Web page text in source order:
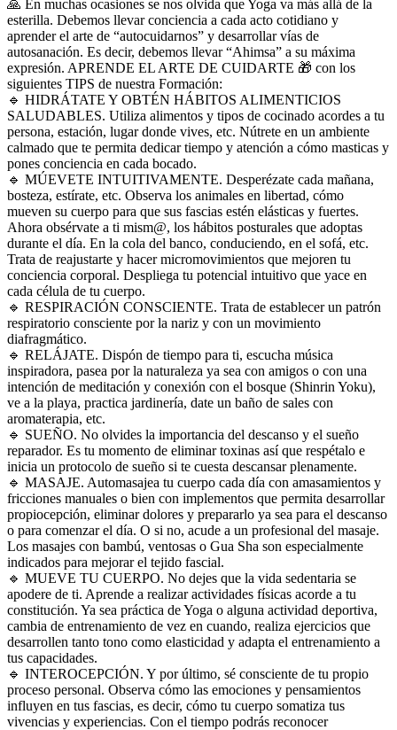
🙏 En muchas ocasiones se nos olvida que Yoga va más allá de la
esterilla. Debemos llevarconciencia a cada acto cotidiano y
aprender el arte de “autocuidarnos” y desarrollar vías de
autosanación. Es decir, debemos llevar “Ahimsa” a su máxima
expresión. APRENDE EL ARTE DE CUIDARTE 🎁 con los
siguientes TIPS de nuestra Formación:
🔹 HIDRÁTATE Y OBTÉN HÁBITOS ALIMENTICIOS
SALUDABLES. Utiliza alimentos y tipos de cocinado acordes a tu
persona, estación, lugar donde vives, etc. Nútrete en un ambiente
calmado que te permita dedicar tiempo y atención a cómo masticas y
pones conciencia en cada bocado.
🔹 MÚEVETE INTUITIVAMENTE. Desperézate cada mañana,
bosteza, estírate, etc. Observa los animales en libertad, cómo
mueven su cuerpo para que sus fascias estén elásticas y fuertes.
Ahora obsérvate a ti mism@, los hábitos posturales que adoptas
durante el día. En la cola del banco, conduciendo, en el sofá, etc.
Trata de reajustarte y hacer micromovimientos que mejoren tu
conciencia corporal. Despliega tu potencial intuitivo que yace en
cada célula de tu cuerpo.
🔹 RESPIRACIÓN CONSCIENTE. Trata de establecer un patrón
respiratorio consciente por la nariz y con un movimiento
diafragmático.
🔹 RELÁJATE. Dispón de tiempo para ti, escucha música
inspiradora, pasea por la naturaleza ya sea con amigos o con una
intención de meditación y conexión con el bosque (Shinrin Yoku),
ve a la playa, practica jardinería, date un baño de sales con
aromaterapia, etc.
🔹 SUEÑO. No olvides la importancia del descanso y el sueño
reparador. Es tu momento de eliminar toxinas así que respétalo e
inicia un protocolo de sueño si te cuesta descansar plenamente.
🔹 MASAJE. Automasajea tu cuerpo cada día con amasamientos y
fricciones manuales o bien con implementos que permita desarrollar
propiocepción, eliminar dolores y prepararlo ya sea para el descanso
o para comenzar el día. O si no, acude a un profesional del masaje.
Los masajes con bambú, ventosas o Gua Sha son especialmente
indicados para mejorar el tejido fascial.
🔹 MUEVE TU CUERPO. No dejes que la vida sedentaria se
apodere de ti. Aprende a realizar actividades físicas acorde a tu
constitución. Ya sea práctica de Yoga o alguna actividad deportiva,
cambia de entrenamiento de vez en cuando, realiza ejercicios que
desarrollen tanto tono como elasticidad y adapta el entrenamiento a
tus capacidades.
🔹 INTEROCEPCIÓN. Y por último, sé consciente de tu propio
proceso personal. Observa cómo las emociones y pensamientos
influyen en tus fascias, es decir, cómo tu cuerpo somatiza tus
vivencias y experiencias. Con el tiempo podrás reconocer